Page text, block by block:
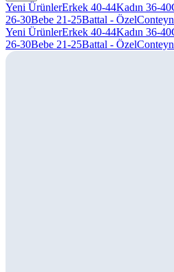
Yeni ÜrünlerErkek 40-44Kadın 36-40
26-30Bebe 21-25Battal - Özel
Yeni ÜrünlerErkek 40-44Kadın 36-40
26-30Bebe 21-25Battal - Özel